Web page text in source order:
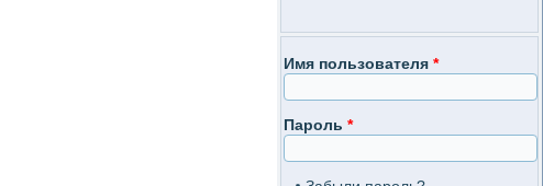
Имя пользователя *
Пароль *